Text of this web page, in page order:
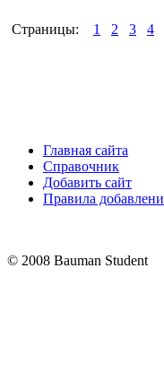
Страницы: 1 2 3 4
Главная сайта
Справочник
Добавить сайт
Правила
© 2008 Bauman Student